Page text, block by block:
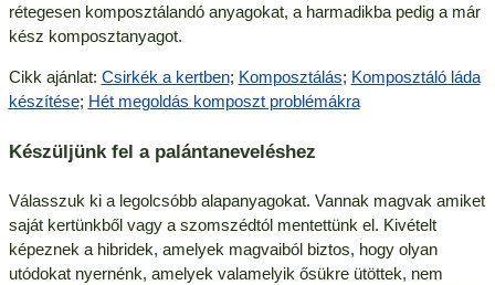
rétegesen komposztálandó anyagokat, a harmadikba pedig a már
kész komposztanyagot.
Cikk ajánlat: Csirkék a kertben; Komposztálás; Komposztáló láda
készítése; Hét megoldás komposzt problémákra
Készüljünk fel a palántaneveléshez
Válasszuk ki a legolcsóbb alapanyagokat. Vannak magvak amiket
saját kertünkből vagy a szomszédtól mentettünk el. Kivételt
képeznek a hibridek, amelyek magvaiból biztos, hogy olyan
utódokat nyernénk, amelyek valamelyik ősükre ütöttek, nem